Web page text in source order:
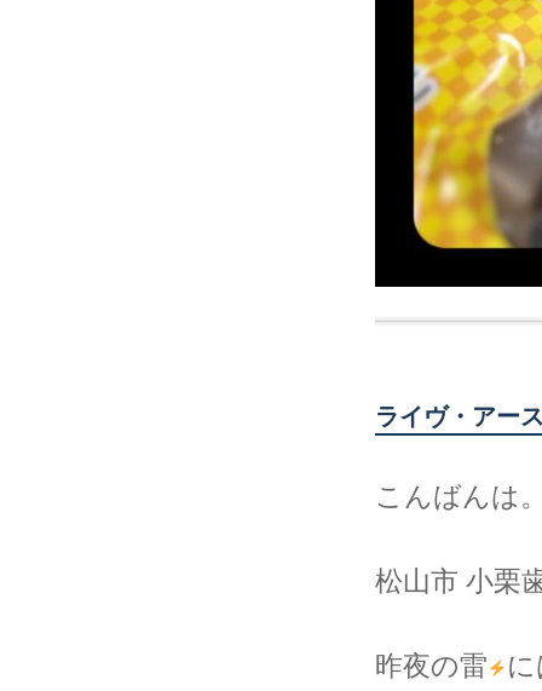
ライヴ・アー
こんばんは
松山市 小栗
昨夜の雷